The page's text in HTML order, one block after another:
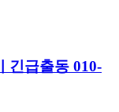
긴급출동 010-